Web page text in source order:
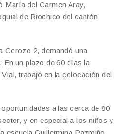
María del Carmen Aray,
de Riochico del cantón
Corozo 2, demandó una
En un plazo de 60 días la
trabajó en la colocación del
a las cerca de 80
y en especial a los niños y
escuela Guillermina Pazmiño.